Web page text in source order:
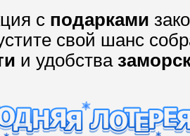
с подарками
свой шанс
и удобства